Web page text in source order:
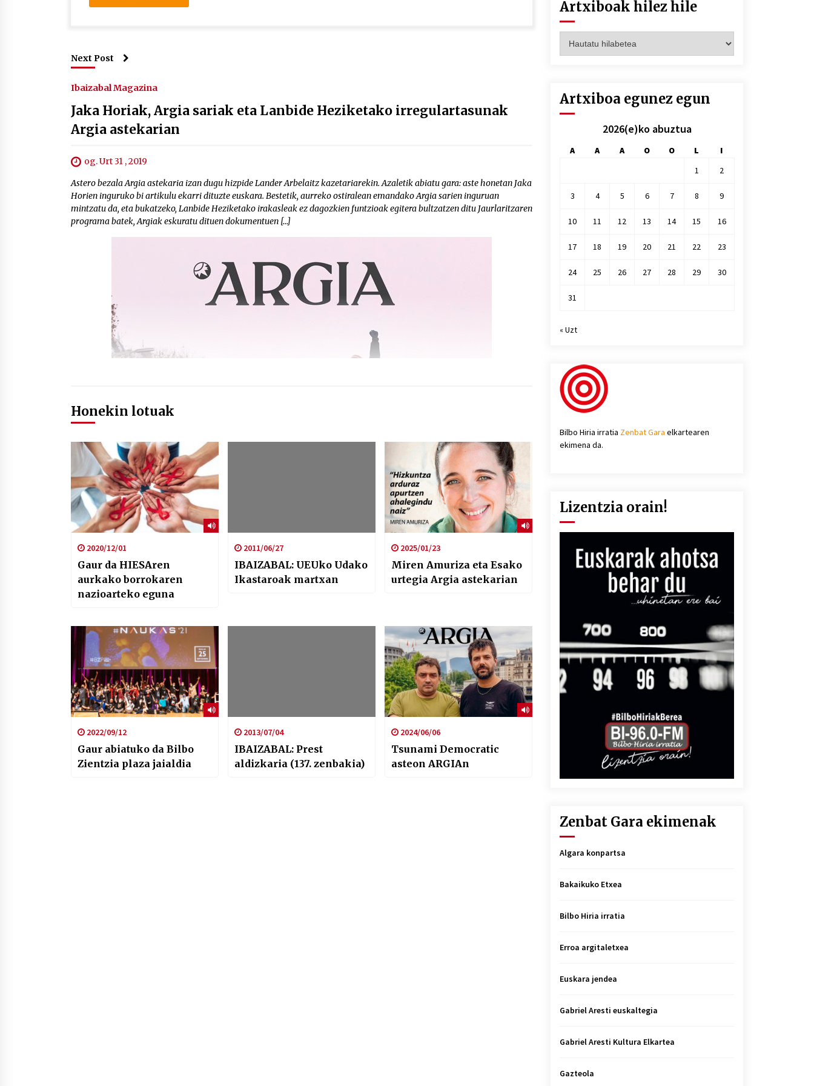
Next Post
Ibaizabal Magazina
Jaka Horiak, Argia sariak eta Lanbide Heziketako irregulartasunak
Argia astekarian
og. Urt 31 , 2019
Astero bezala Argia astekaria izan dugu hizpide Lander Arbelaitz kazetariarekin. Azaletik abiatu gara: aste honetan Jaka
Horien inguruko bi artikulu ekarri dituzte euskara. Bestetik, aurreko ostiralean emandako Argia sarien inguruan
mintzatu da, eta bukatzeko, Lanbide Heziketako irakasleak ez dagozkien funtzioak egitera bultzatzen ditu Jaurlaritzaren
programa batek, Argiak eskuratu dituen dokumentuen […]
Honekin lotuak
2020/12/01
Gaur da HIESAren
aurkako borrokaren
nazioarteko eguna
2011/06/27
IBAIZABAL: UEUko Udako
Ikastaroak martxan
2025/01/23
Miren Amuriza eta Esako
urtegia Argia astekarian
2022/09/12
Gaur abiatuko da Bilbo
Zientzia plaza jaialdia
2013/07/04
IBAIZABAL: Prest
aldizkaria (137. zenbakia)
2024/06/06
Tsunami Democratic
asteon ARGIAn
Artxiboak hilez hile
hilez
Artxiboa egunez egun
2026(e)ko abuztua
A A A O O L
I
1
2
3 4 5 6 7 8 9
10 11 12 13 14 15 16
17 18 19 20 21 22 23
24 25 26 27 28 29 30
31
« Uzt
Bilbo Hiria irratia Zenbat Gara elkartearen
ekimena da.
Lizentzia orain!
Zenbat Gara ekimenak
Algara konpartsa
Bakaikuko Etxea
Bilbo Hiria irratia
Erroa argitaletxea
Euskara jendea
Gabriel Aresti euskaltegia
Gabriel Aresti Kultura Elkartea
Gazteola